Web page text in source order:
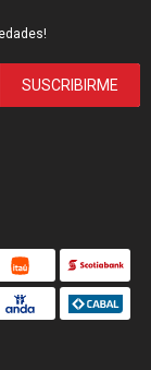
SUSCRIBIRME